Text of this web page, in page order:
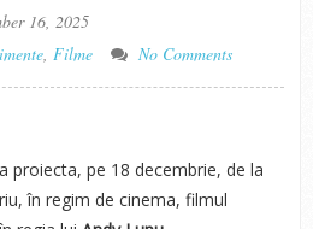
16, 2025
, Filme No Comments
proiecta, pe 18 decembrie, de la
în regim de cinema, filmul